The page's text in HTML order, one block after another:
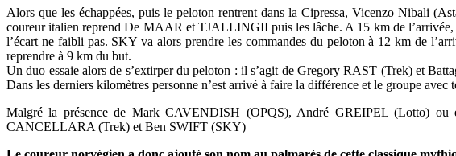
Alors que les échappées, puis le peloton rentrent dans la Cipressa, Vicenzo Nibali
coureur italien reprend De MAAR et TJALLINGII puis les lâche. A 15 km de l’arrivée,
l’écart ne faibli pas. SKY va alors prendre les commandes du peloton à 12 km de
reprendre à 9 km du but.
Un duo essaie alors de s’extirper du peloton : il s’agit de Gregory RAST (Trek) et
Dans les derniers kilomètres personne n’est arrivé à faire la différence et le groupe avec
Malgré la présence de Mark CAVENDISH (OPQS), André GREIPEL (Lotto) ou
CANCELLARA (Trek) et Ben SWIFT (SKY)